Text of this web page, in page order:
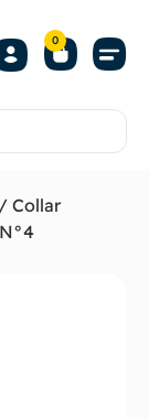
0
/ Collar